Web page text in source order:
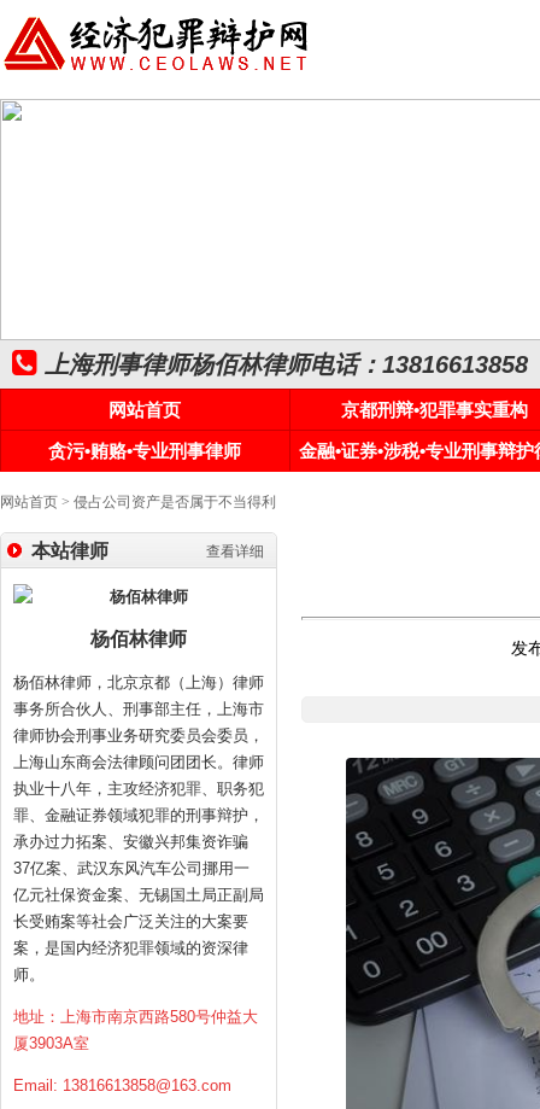
上海刑事律师杨佰林律师电话：13816613858
网站首页
京都刑辩•犯罪事实重构
贪污•贿赂•专业刑事律师
金融•证券•涉税•专业刑事辩护
网站首页 > 侵占公司资产是否属于不当得利
查看详细
本站律师
杨佰林律师
杨佰林律师，北京京都（上海）律师
事务所合伙人、刑事部主任，上海市
律师协会刑事业务研究委员会委员，
上海山东商会法律顾问团团长。律师
执业十八年，主攻经济犯罪、职务犯
罪、金融证券领域犯罪的刑事辩护，
承办过力拓案、安徽兴邦集资诈骗
37亿案、武汉东风汽车公司挪用一
亿元社保资金案、无锡国土局正副局
长受贿案等社会广泛关注的大案要
案，是国内经济犯罪领域的资深律
师。
地址：上海市南京西路580号仲益大
厦3903A室
Email: 13816613858@163.com
发